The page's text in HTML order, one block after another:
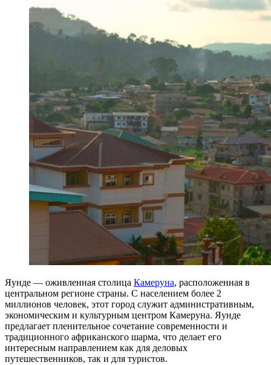
Яунде — оживленная столица Камеруна, расположенная в
центральном регионе страны. С населением более 2
миллионов человек, этот город служит административным,
экономическим и культурным центром Камеруна. Яунде
предлагает пленительное сочетание современности и
традиционного африканского шарма, что делает его
интересным направлением как для деловых
путешественников, так и для туристов.